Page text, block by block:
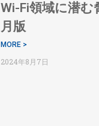
Wi-Fi領域に潜む
月版
MORE >
2024年8月7日